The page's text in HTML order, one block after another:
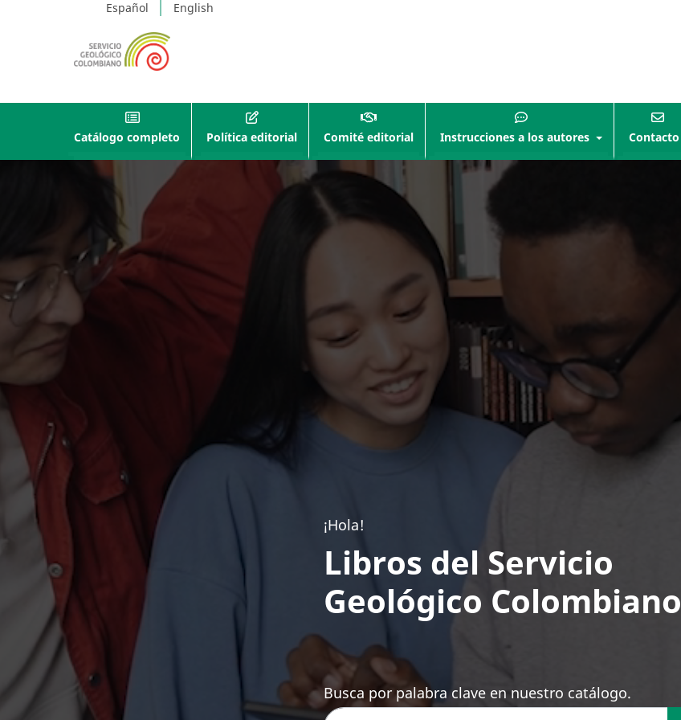
Español English
Catálogo completo Política editorial Comité editorial Instrucciones a los autores Contacto
¡Hola!
Libros del Servicio
Geológico Colombiano
Busca por palabra clave en nuestro catálogo.